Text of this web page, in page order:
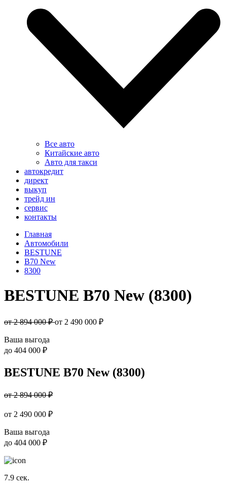
Все авто
Китайские авто
Авто для такси
автокредит
директ
выкуп
трейд ин
сервис
контакты
Главная
Автомобили
BESTUNE
B70 New
8300
BESTUNE B70 New (8300)
от 2 894 000 ₽от 2 490 000 ₽
Ваша выгода
до 404 000 ₽
BESTUNE B70 New (8300)
от 2 894 000 ₽
от 2 490 000 ₽
Ваша выгода
до 404 000 ₽
7.9 сек.